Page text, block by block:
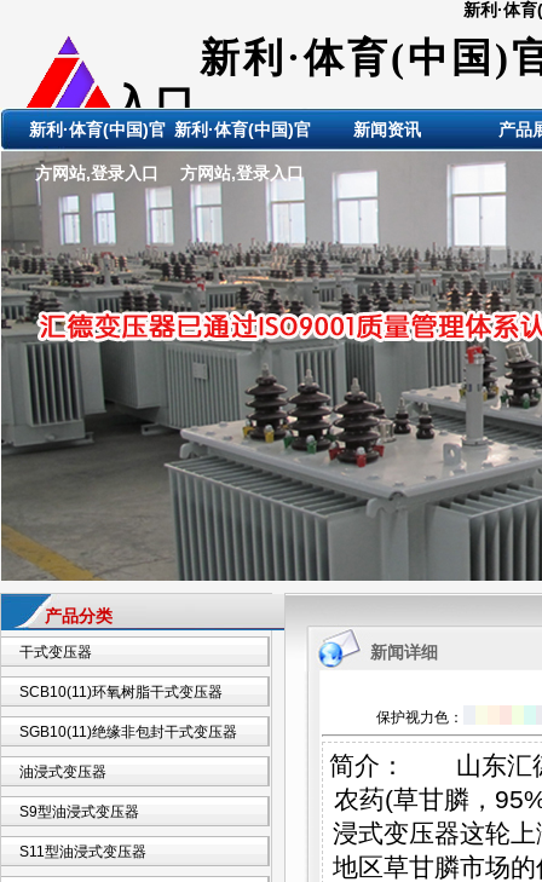
新利·体
新利·体育(中国)
入口
ShanDong HuiDE
新利·体育(中国)官
方网站,登录入口
新利·体育(中国)官
方网站,登录入口
新闻资讯 产品
产品分类
干式变压器
SCB10(11)环氧树脂干式变压器
SGB10(11)绝缘非包封干式变压器
油浸式变压器
S9型油浸式变压器
S11型油浸式变压器
新闻详细
保护视力色：
简介： 山东汇德
农药(草甘膦，
浸式变压器这轮
地区草甘膦市场